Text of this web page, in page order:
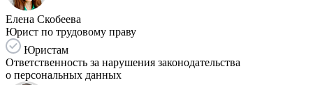
Елена Скобеева
Юрист по трудовому праву
Юристам
Ответственность за нарушения законодательства
о персональных данных